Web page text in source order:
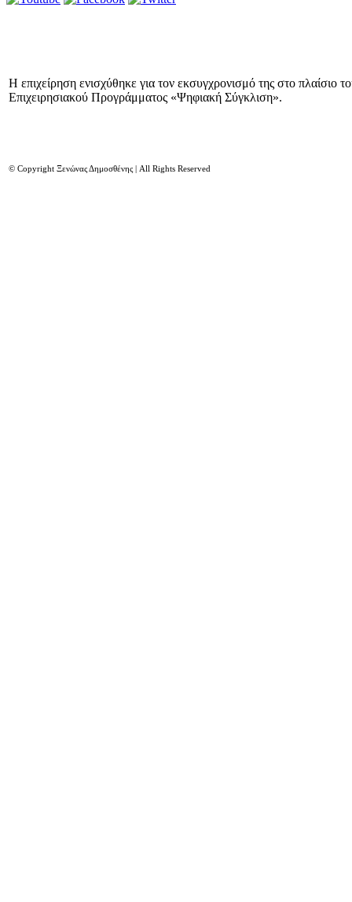
Η επιχείρηση ενισχύθηκε για τον εκσυγχρονισμό της στο πλαίσιο
Επιχειρησιακού Προγράμματος «Ψηφιακή Σύγκλιση».
© Copyright Ξενώνας Δημοσθένης | All Rights Reserved